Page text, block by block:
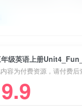
级英语上册
容为付费资源，请付费后
9.9